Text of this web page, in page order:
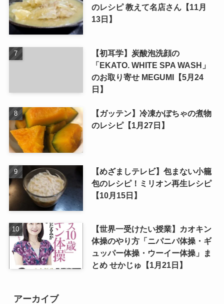
のレシピ 教えて名店さん【11月
13日】
【初耳学】炭酸泡洗顔の
「EKATO. WHITE SPA WASH」
のお取り寄せ MEGUMI【5月24
日】
【ガッテン】冷凍かぼちゃの煮物
のレシピ【1月27日】
【めざましテレビ】包まない小籠
包のレシピ！ミリオン再生レシピ
【10月15日】
【世界一受けたい授業】カオキン
体操のやり方「ニパニパ体操・ギ
ュッパー体操・ウーイー体操」ま
とめ せかじゅ【1月21日】
アーカイブ